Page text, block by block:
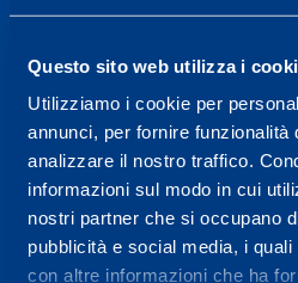
Questo sito web utilizza i
Utilizziamo i cookie per
annunci, per fornire funzionalità
analizzare il nostro traffico.
informazioni sul modo in cui
nostri partner che si occupano
pubblicità e social media, i
con altre informazioni che ha
Service center
performance
being.
More